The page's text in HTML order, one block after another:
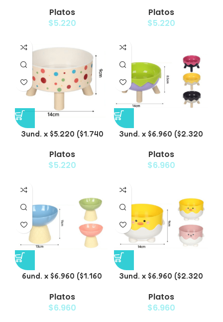
para Mascotas Diseño
Pastel
Platos
$5.220
para Mascotas con
Diseños Estampados
Platos
$5.220
3und. x $5.220 ($1.740
para Mascotas con
Diseño
Platos
$5.220
3und. x $6.960 ($2.320
para Mascotas con
Patitas
Platos
$6.960
6und. x $6.960 ($1.160
para Mascotas
Platos
$6.960
3und. x $6.960 ($2.320
Mascotas Diseño Pollito
Platos
$6.960